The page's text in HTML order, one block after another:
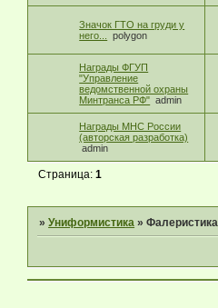
Значок ГТО на груди у
него...
polygon
Награды ФГУП
"Управление
ведомственной охраны
Минтранса РФ" admin
Награды МНС России
(авторская разработка)
admin
Страница:1
»Униформистика »Фалеристика